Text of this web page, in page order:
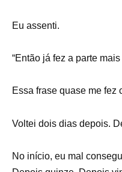
Eu assenti.
“Então já fez a parte mais
Essa frase quase me fez
Voltei dois dias depois.
No início, eu mal